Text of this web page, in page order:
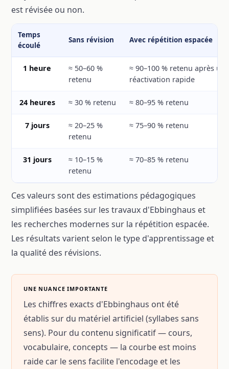
est révisée ou non.
Temps
écoulé
Sans révision Avec répétition espacée
1 heure
≈ 50–60 %
retenu
≈ 90–100 % retenu après
réactivation rapide
24 heures ≈ 30 % retenu ≈ 80–95 % retenu
7 jours
≈ 20–25 %
retenu
≈ 75–90 % retenu
31 jours
≈ 10–15 %
retenu
≈ 70–85 % retenu
Ces valeurs sont des estimations pédagogiques
simplifiées basées sur les travaux d'Ebbinghaus et
les recherches modernes sur la répétition espacée.
Les résultats varient selon le type d'apprentissage et
la qualité des révisions.
UNE NUANCE IMPORTANTE
Les chiffres exacts d'Ebbinghaus ont été
établis sur du matériel artificiel (syllabes sans
sens). Pour du contenu significatif — cours,
vocabulaire, concepts — la courbe est moins
raide car le sens facilite l'encodage et les